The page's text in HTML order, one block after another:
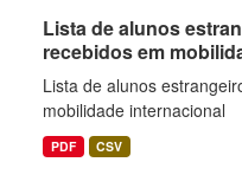
Lista de alunos
recebidos em
Lista de alunos
mobilidade internacional
PDF CSV